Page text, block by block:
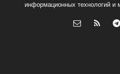
информационных технологий и